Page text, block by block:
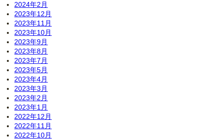
2024年2月
2023年12月
2023年11月
2023年10月
2023年9月
2023年8月
2023年7月
2023年5月
2023年4月
2023年3月
2023年2月
2023年1月
2022年12月
2022年11月
2022年10月